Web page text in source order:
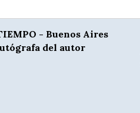
- Buenos Aires
del autor